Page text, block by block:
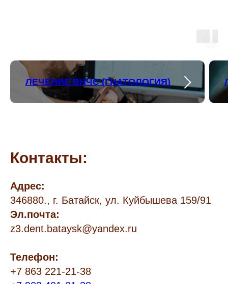
ЛЕЧЕНИЕ ВНЧС (ГНАТОЛОГИЯ)
Контакты:
Адрес:
346880., г. Батайск, ул. Куйбышева 159/91
Эл.почта:
z3.dent.bataysk@yandex.ru
Телефон:
+7 863 221-21-38